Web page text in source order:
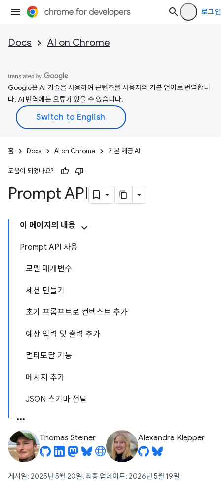
로그인
Docs AI on Chrome
Google은 AI 기술을 사용하여 콘텐츠를 사용자의 기본 언어로 번역합니
다. AI 번역에는 오류가 있을 수 있습니다.
홈 Docs AI on Chrome 기본 제공 AI
도움이 되었나요?
Prompt API
이 페이지의 내용
Prompt API 사용
모델 매개변수
세션 만들기
초기 프롬프트로 컨텍스트 추가
예상 입력 및 출력 추가
멀티모달 기능
메시지 추가
JSON 스키마 전달
Thomas Steiner Alexandra Klepper
게시일: 2025년 5월 20일, 최종 업데이트: 2026년 5월 19일